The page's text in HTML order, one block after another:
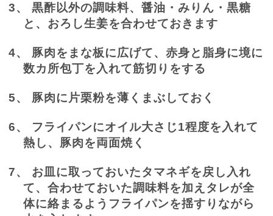
3、
黒酢以外の調味料、醤油・みりん・黒糖
と、おろし生姜を合わせておきます
4、
豚肉をまな板に広げて、赤身と脂身に境に
数カ所包丁を入れて筋切りをする
5、 豚肉に片栗粉を薄くまぶしておく
6、 フライパンにオイル大さじ1程度を入れて
熱し、豚肉を両面焼く
7、
お皿に取っておいたタマネギを戻し入れ
て、合わせておいた調味料を加えタレが全
体に絡まるようフライパンを揺すりながら